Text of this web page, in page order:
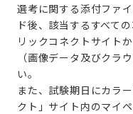
選考に関する添付ファ
ド後、該当するすべて
リックコネクトサイト
（画像データ及びクラ
い。
また、試験期日にカラ
クト」サイト内のマイ